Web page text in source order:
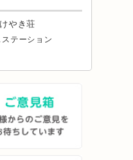
やき荘
テーション